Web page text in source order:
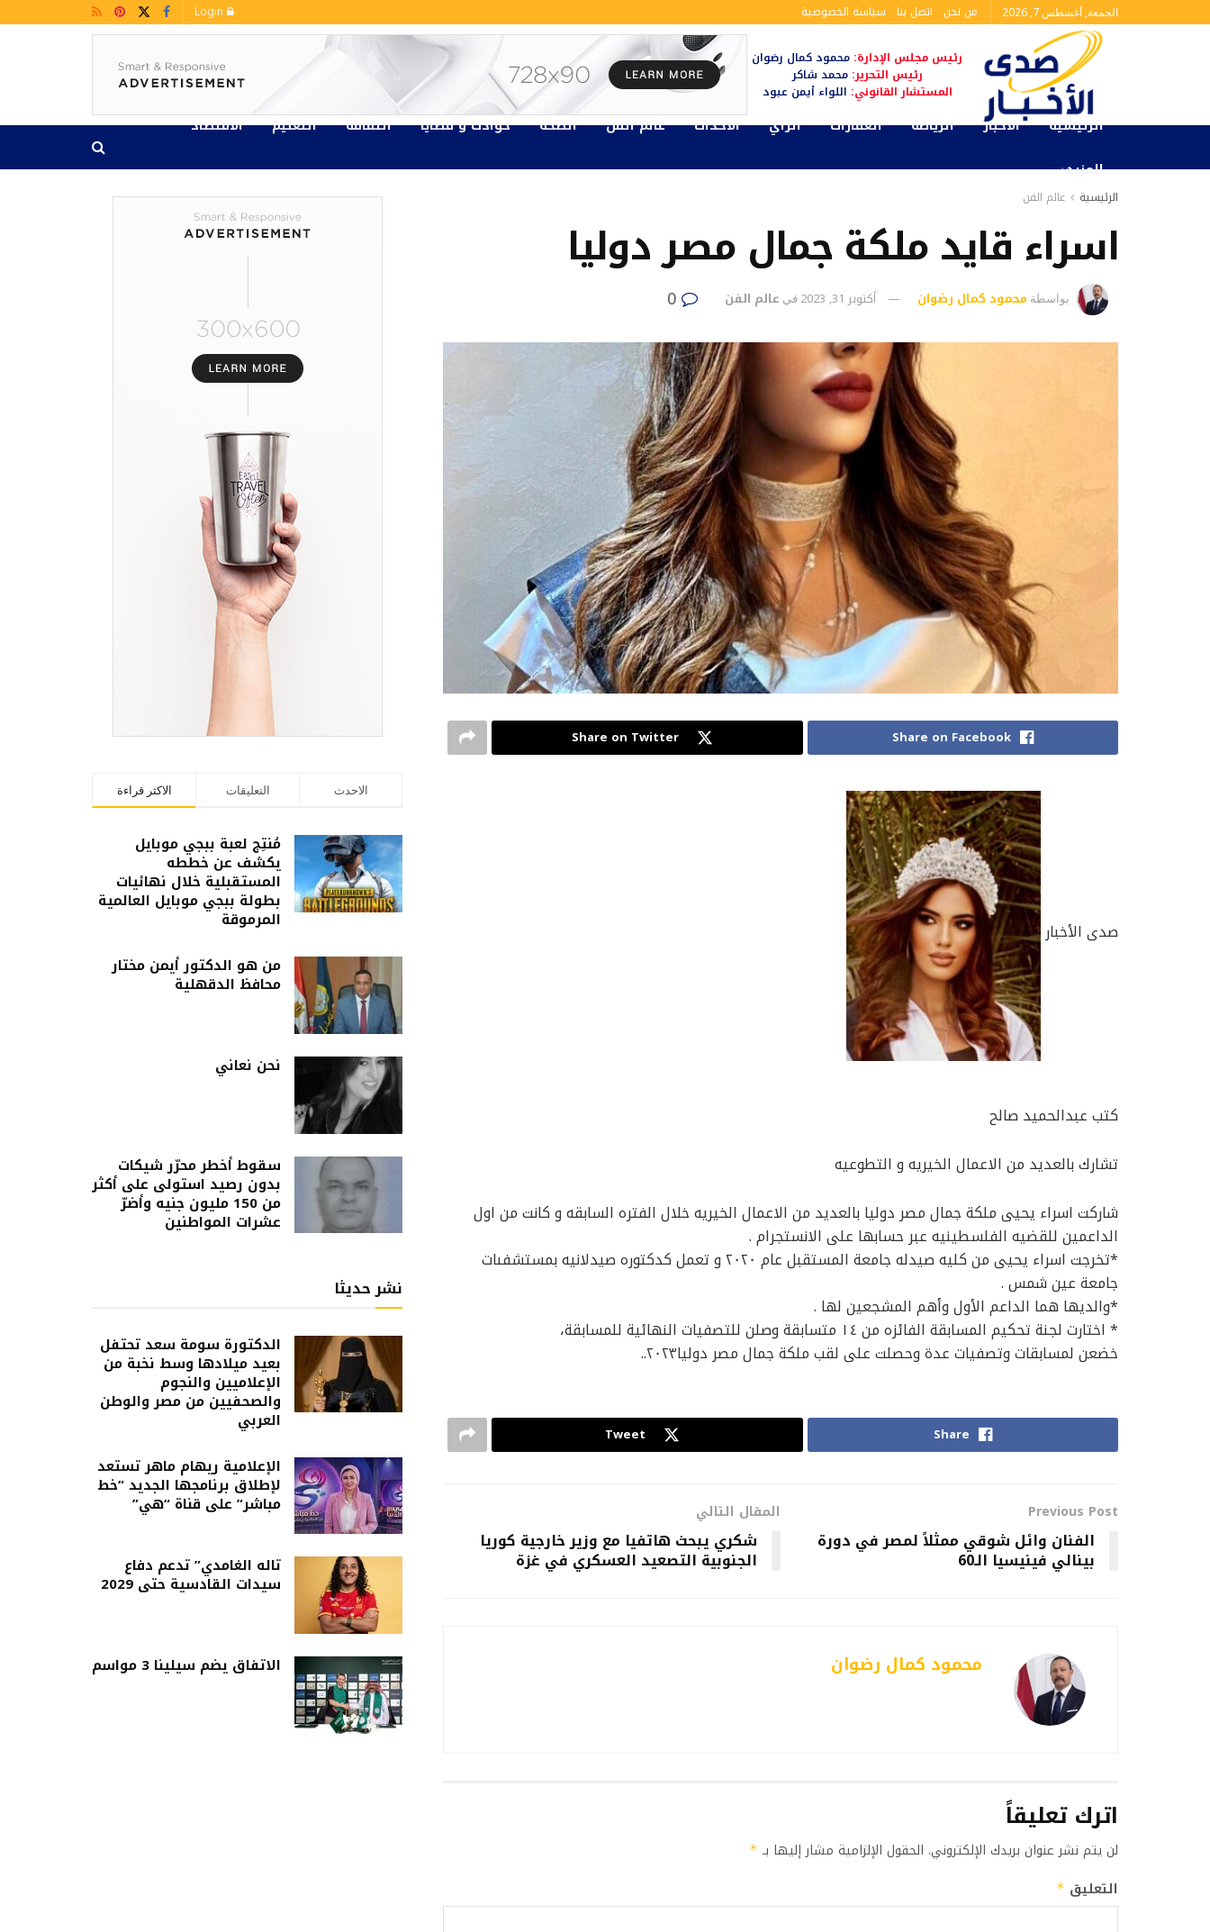
الجمعة, أغسطس 7, 2026 من نحن اتصل بنا سياسة الخصوصية
رئيس مجلس الإدارة: محمود كمال رضوان
رئيس التحرير:محمد شاكر
المستشار القانوني: اللواء أيمن عبود
الرئيسية الأخبار الرياضة العقارات الرأي الأحداث عالم الفن الصحة حوادث و قضايا الثقافة التعليم
الاقتصاد
المزيد
الرئيسية عالم الفن
اسراء قايد ملكة جمال مصر دوليا
بواسطة محمود كمال رضوان أكتوبر 31, 2023 في عالم الفن
Share on Facebook
Share on Twitter
صدى الأخبار
كتب عبدالحميد صالح
تشارك بالعديد من الاعمال الخيريه و التطوعيه
شاركت اسراء يحيى ملكة جمال مصر دوليا بالعديد من الاعمال الخيريه خلال الفتره السابقه و كانت من اول
الداعمين للقضيه الفلسطينيه عبر حسابها على الانستجرام .
*تخرجت اسراء يحيى من كليه صيدله جامعة المستقبل عام ٢٠٢٠ و تعمل كدكتوره صيدلانيه بمستشفىات
جامعة عين شمس .
*والديها هما الداعم الأول وأهم المشجعين لها .
* اختارت لجنة تحكيم المسابقة الفائزه من ١٤ متسابقة وصلن للتصفيات النهائية للمسابقة،
خضعن لمسابقات وتصفيات عدة وحصلت على لقب ملكة جمال مصر دوليا٢٠٢٣..
Share
Tweet
Previous Post
الفنان وائل شوقي ممثلاً لمصر في دورة
بينالي فينيسيا الـ60
المقال التالي
شكري يبحث هاتفيا مع وزير خارجية كوريا
الجنوبية التصعيد العسكري في غزة
محمود كمال رضوان
اترك تعليقاً
لن يتم نشر عنوان بريدك الإلكتروني. الحقول الإلزامية مشار إليها بـ *
التعليق *
الاكثر قراءة التعليقات الاحدث
مُنتِج لعبة ببجي موبايل
يكشف عن خططه
المستقبلية خلال نهائيات
بطولة ببجي موبايل العالمية
المرموقة
من هو الدكتور أيمن مختار
محافظ الدقهلية
نحن نعاني
سقوط أخطر محرّر شيكات
بدون رصيد استولى على أكثر
من 150 مليون جنيه وأضرّ
عشرات المواطنين
نشر حديثا
الدكتورة سومة سعد تحتفل
بعيد ميلادها وسط نخبة من
الإعلاميين والنجوم
والصحفيين من مصر والوطن
العربي
الإعلامية ريهام ماهر تستعد
لإطلاق برنامجها الجديد “خط
مباشر” على قناة “هي”
تاله الغامدي” تدعم دفاع
سيدات القادسية حتى 2029
الاتفاق يضم سيلينا 3 مواسم